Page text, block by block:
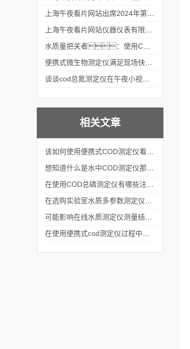
相关文章